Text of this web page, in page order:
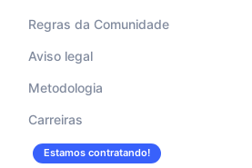
Regras da Comunidade
Aviso legal
Metodologia
Carreiras
Estamos contratando!